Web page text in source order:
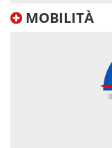
MOBILITÀ
0